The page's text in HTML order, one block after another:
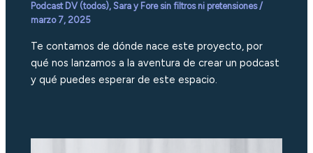
Podcast DV (todos),Sara y Fore sin filtros ni pretensiones/
marzo 7, 2025
Te contamos de dónde nace este proyecto, por
qué nos lanzamos a la aventura de crear un podcast
y qué puedes esperar de este espacio.